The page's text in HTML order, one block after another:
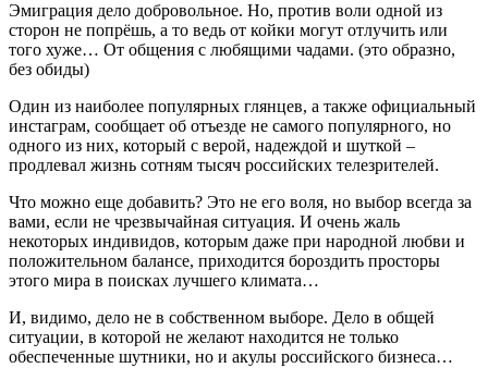
Эмиграция дело добровольное. Но, против воли одной из
сторон не попрёшь, а то ведь от койки могут отлучить или
того хуже… От общения с любящими чадами. (это образно,
без обиды)
Один из наиболее популярных глянцев, а также официальный
инстаграм, сообщает об отъезде не самого популярного, но
одного из них, который с верой, надеждой и шуткой –
продлевал жизнь сотням тысяч российских телезрителей.
Что можно еще добавить? Это не его воля, но выбор всегда за
вами, если не чрезвычайная ситуация. И очень жаль
некоторых индивидов, которым даже при народной любви и
положительном балансе, приходится бороздить просторы
этого мира в поисках лучшего климата…
И, видимо, дело не в собственном выборе. Дело в общей
ситуации, в которой не желают находится не только
обеспеченные шутники, но и акулы российского бизнеса…